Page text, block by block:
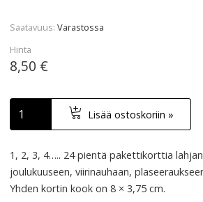
Saatavuus Varastossa
Hinta
8,50 €
Lisää ostoskoriin »
1, 2, 3, 4….. 24 pientä pakettikorttia
joulukuuseen, viirinauhaan,
Yhden kortin kook on 8 × 3,75 cm.